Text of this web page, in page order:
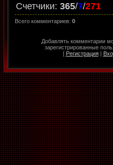
Счетчики: 365/7/271
Всего комментариев: 0
Добавлять комментарии
зарегистрированные
[ Регистрация|